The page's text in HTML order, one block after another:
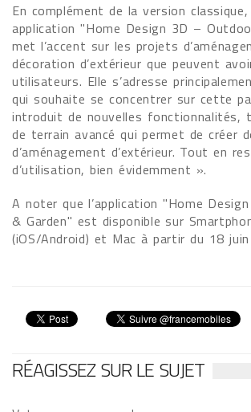
En complément de la version
application "Home Design 3D –
met l’accent sur les projets
décoration d’extérieur que peuvent
utilisateurs. Elle s’adresse
qui souhaite se concentrer sur cette
introduit de nouvelles fonctionnalités,
de terrain avancé qui permet de créer
d’aménagement d’extérieur. Tout en
d’utilisation, bien évidemment ».
A noter que l’application "Home
& Garden" est disponible sur
(iOS/Android) et Mac à partir du 18
RÉAGISSEZ SUR LE SUJET